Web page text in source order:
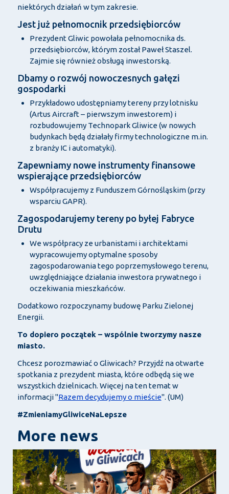
niektórych działań w tym zakresie.
Jest już pełnomocnik przedsiębiorców
Prezydent Gliwic powołała pełnomocnika ds.
przedsiębiorców, którym został Paweł Staszel.
Zajmie się również obsługą inwestorską.
Dbamy o rozwój nowoczesnych gałęzi
gospodarki
Przykładowo udostępniamy tereny przy lotnisku
(Artus Aircraft – pierwszym inwestorem) i
rozbudowujemy Technopark Gliwice (w nowych
budynkach będą działały firmy technologiczne m.in.
z branży IC i automatyki).
Zapewniamy nowe instrumenty finansowe
wspierające przedsiębiorców
Współpracujemy z Funduszem Górnośląskim (przy
wsparciu GAPR).
Zagospodarujemy tereny po byłej Fabryce
Drutu
We współpracy ze urbanistami i architektami
wypracowujemy optymalne sposoby
zagospodarowania tego poprzemysłowego terenu,
uwzględniające działania inwestora prywatnego i
oczekiwania mieszkańców.
Dodatkowo rozpoczynamy budowę Parku Zielonej
Energii.
To dopiero początek – wspólnie tworzymy nasze
miasto.
Chcesz porozmawiać o Gliwicach? Przyjdź na otwarte
spotkania z prezydent miasta, które odbędą się we
wszystkich dzielnicach. Więcej na ten temat w
informacji "Razem decydujemy o mieście". (UM)
#ZmieniamyGliwiceNaLepsze
More news